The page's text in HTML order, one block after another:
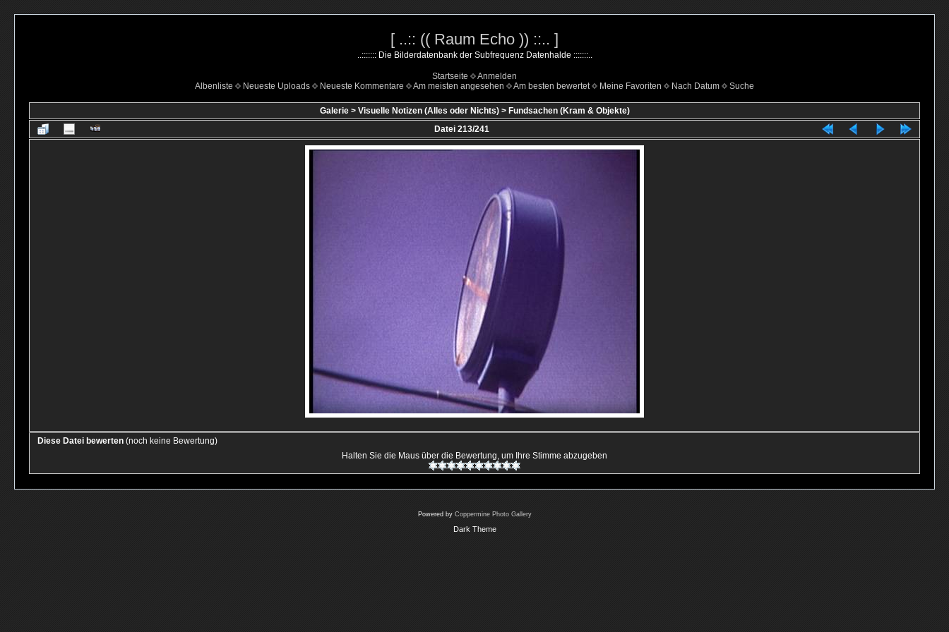
[ ..:: (( Raum Echo )) ::.. ]
..::::::: Die Bilderdatenbank der Subfrequenz Datenhalde :::::::..
Startseite
Anmelden
Albenliste
Neueste Uploads Neueste Kommentare Am meisten angesehen Am besten bewertet Meine Favoriten Nach Datum Suche
Galerie> Visuelle Notizen (Alles oder Nichts)> Fundsachen (Kram & Objekte)
Datei 213/241
Diese Datei bewerten (noch keine Bewertung)
Halten Sie die Maus über die Bewertung, um Ihre Stimme abzugeben
Powered by Coppermine Photo Gallery
Dark Theme